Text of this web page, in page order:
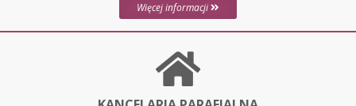
Więcej informacji